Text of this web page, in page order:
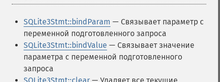
SQLite3Stmt::bindParam — Связывает параметр с
переменной подготовленного запроса
SQLite3Stmt::bindValue — Связывает значение
параметра с переменной подготовленного
запроса